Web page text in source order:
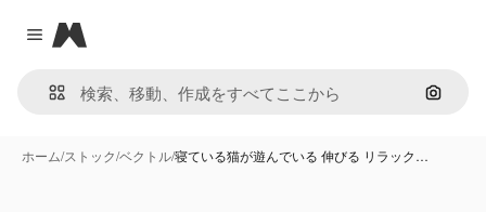
Close menu
Magnific
画像で
ホーム/ストック/ベクトル/寝ている猫が遊んでいる 伸びる リラック…